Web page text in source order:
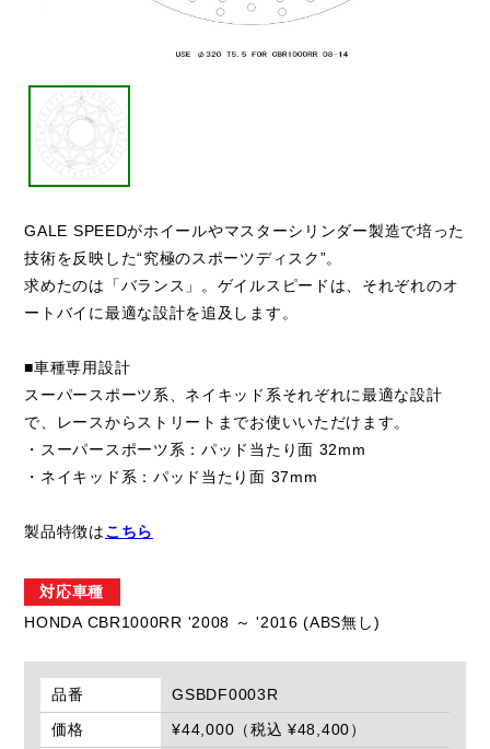
GALE SPEEDがホイールやマスターシリンダー製造で培った
技術を反映した“究極のスポーツディスク”。
求めたのは「バランス」。ゲイルスピードは、それぞれのオ
ートバイに最適な設計を追及します。
■車種専用設計
スーパースポーツ系、ネイキッド系それぞれに最適な設計
で、レースからストリートまでお使いいただけます。
・スーパースポーツ系：パッド当たり面 32mm
・ネイキッド系：パッド当たり面 37mm
製品特徴はこちら
対応車種
HONDA CBR1000RR '2008 ～ '2016 (ABS無し)
品番
GSBDF0003R
価格
¥44,000（税込 ¥48,400）